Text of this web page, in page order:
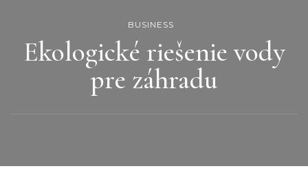
BUSINESS
Ekologické riešenie vody
pre záhradu